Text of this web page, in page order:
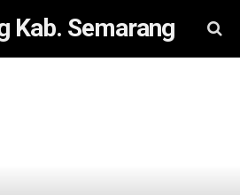
Kab. Semarang